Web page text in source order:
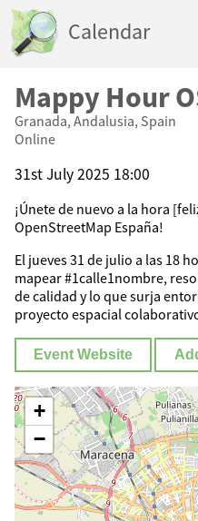
Calendar
Mappy Hour
Granada, Andalusia, Spain
Online
31st July 2025 18:00
¡Únete de nuevo a la hora
OpenStreetMap España!
El jueves 31 de julio a las 18
mapear #1calle1nombre,
de calidad y lo que surja
proyecto espacial
Event Website
+
−